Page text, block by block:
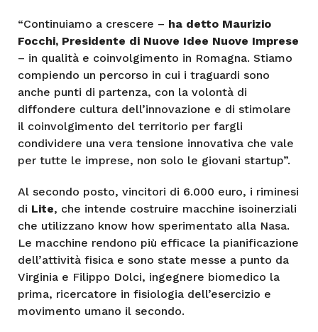
“Continuiamo a crescere – ha detto Maurizio
Focchi, Presidente di Nuove Idee Nuove Imprese
– in qualità e coinvolgimento in Romagna. Stiamo
compiendo un percorso in cui i traguardi sono
anche punti di partenza, con la volontà di
diffondere cultura dell’innovazione e di stimolare
il coinvolgimento del territorio per fargli
condividere una vera tensione innovativa che vale
per tutte le imprese, non solo le giovani startup”.
Al secondo posto, vincitori di 6.000 euro, i riminesi
di Lite, che intende costruire macchine isoinerziali
che utilizzano know how sperimentato alla Nasa.
Le macchine rendono più efficace la pianificazione
dell’attività fisica e sono state messe a punto da
Virginia e Filippo Dolci, ingegnere biomedico la
prima, ricercatore in fisiologia dell’esercizio e
movimento umano il secondo.